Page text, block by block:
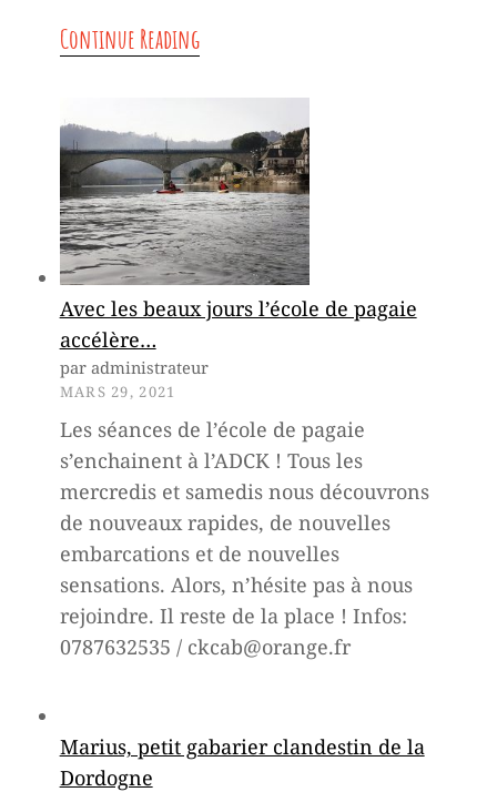
Continue ReadingT
t
u
n
p
r
o
r
a
m
m
e
p
u
Avec les beaux jours l’école de pagaie
accélère…
par administrateur
MARS 29, 2021
Les séances de l’école de pagaie
s’enchainent à l’ADCK ! Tous les
mercredis et samedis nous découvrons
de nouveaux rapides, de nouvelles
embarcations et de nouvelles
sensations. Alors, n’hésite pas à nous
rejoindre. Il reste de la place ! Infos:
0787632535 / ckcab@orange.fr
Marius, petit gabarier clandestin de la
Dordogne